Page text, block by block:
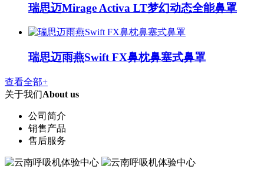
瑞思迈Mirage Activa LT梦幻动态全能鼻罩
瑞思迈雨燕Swift FX鼻枕鼻塞式鼻罩
查看全部+
关于我们About us
公司简介
销售产品
售后服务